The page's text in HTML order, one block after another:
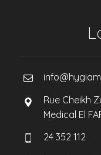
Rue Cheikh
Medical El
24 352 112